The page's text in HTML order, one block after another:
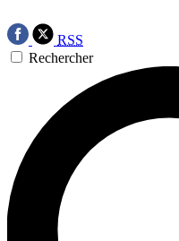
RSS
Rechercher